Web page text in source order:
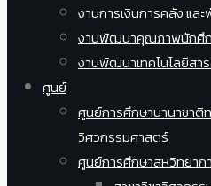
งานการเงินการคลัง แล
งานพัฒนาคุณภาพนักศึ
งานพัฒนาเทคโนโลยีสา
ศูนย์
ศูนย์การศึกษานานาชาติ
วิศวกรรมศาสตร์
ศูนย์การศึกษาสหวิทยาก